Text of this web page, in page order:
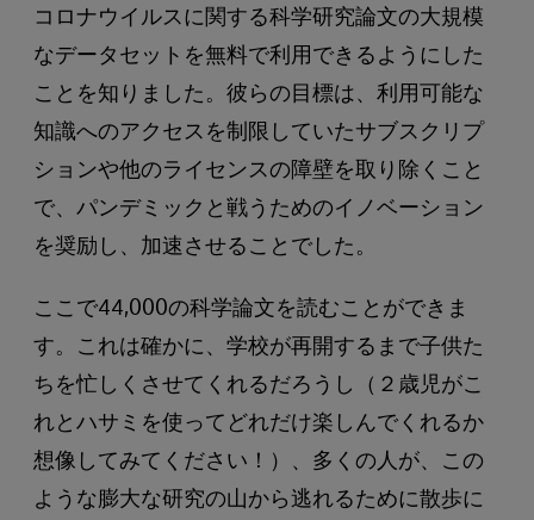
コロナウイルスに関する科学研究論文の大規模
なデータセットを無料で利用できるようにした
ことを知りました。彼らの目標は、利用可能な
知識へのアクセスを制限していたサブスクリプ
ションや他のライセンスの障壁を取り除くこと
で、パンデミックと戦うためのイノベーション
を奨励し、加速させることでした。
ここで44,000の科学論文を読むことができま
す。これは確かに、学校が再開するまで子供た
ちを忙しくさせてくれるだろうし（２歳児がこ
れとハサミを使ってどれだけ楽しんでくれるか
想像してみてください！）、多くの人が、この
ような膨大な研究の山から逃れるために散歩に